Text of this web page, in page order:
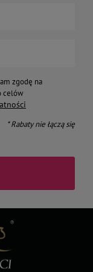
zgodę na
celów
* Rabaty nie łączą się